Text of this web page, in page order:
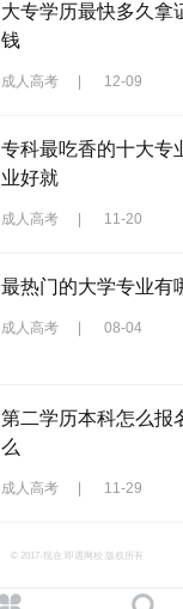
大专学历最快多久拿
钱
成人高考 12-09
专科最吃香的十大专
业好就
成人高考 11-20
最热门的大学专业有
成人高考 08-04
第二学历本科怎么报
么
成人高考 11-29
© 2017-现在 即遇网校 版权所有